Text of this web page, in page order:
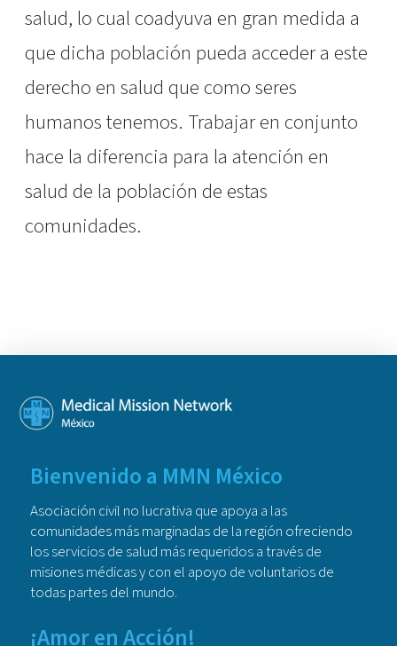
salud, lo cual coadyuva en gran medida a
que dicha población pueda acceder a este
derecho en salud que como seres
humanos tenemos. Trabajar en conjunto
hace la diferencia para la atención en
salud de la población de estas
comunidades.
Bienvenido a MMN México
Asociación civil no lucrativa que apoya a las
comunidades más marginadas de la región ofreciendo
los servicios de salud más requeridos a través de
misiones médicas y con el apoyo de voluntarios de
todas partes del mundo.
¡Amor en Acción!